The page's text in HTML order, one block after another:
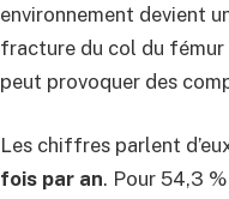
environnement devient
fracture du col du fémur
peut provoquer des
Les chiffres parlent
fois par an. Pour 54,3